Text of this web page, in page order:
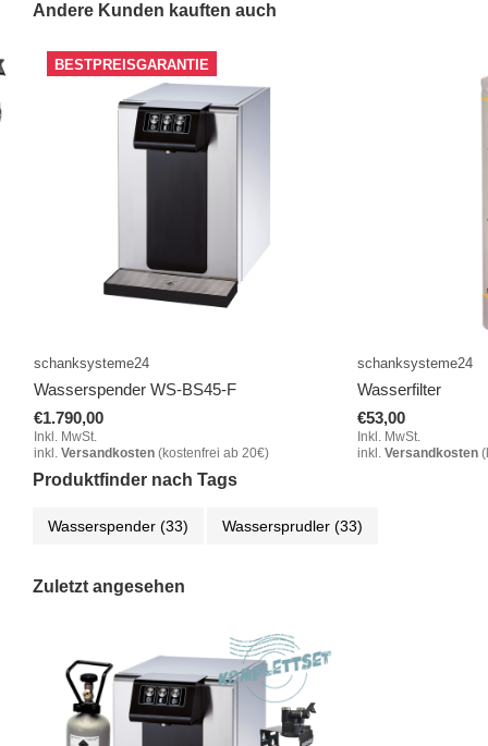
Andere Kunden kauften auch
BESTPREISGARANTIE
schanksysteme24
Wasserspender WS-BS45-F
€1.790,00
Inkl. MwSt.
inkl. Versandkosten(kostenfrei ab 20€)
schanksysteme24
Wasserfilter
€53,00
Inkl. MwSt.
inkl. Versandkosten
Produktfinder nach Tags
Wasserspender (33) Wassersprudler (33)
Zuletzt angesehen